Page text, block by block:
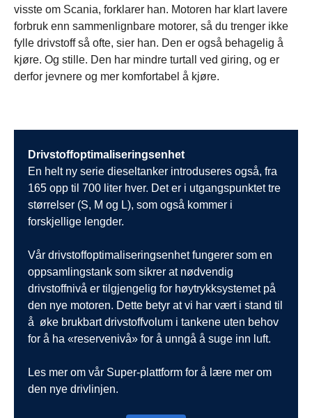
visste om Scania, forklarer han. Motoren har klart lavere
forbruk enn sammenlignbare motorer, så du trenger ikke
fylle drivstoff så ofte, sier han. Den er også behagelig å
kjøre. Og stille. Den har mindre turtall ved giring, og er
derfor jevnere og mer komfortabel å kjøre.
Drivstoffoptimaliseringsenhet
En helt ny serie dieseltanker introduseres også, fra
165 opp til 700 liter hver. Det er i utgangspunktet tre
størrelser (S, M og L), som også kommer i
forskjellige lengder.
Vår drivstoffoptimaliseringsenhet fungerer som en
oppsamlingstank som sikrer at nødvendig
drivstoffnivå er tilgjengelig for høytrykksystemet på
den nye motoren. Dette betyr at vi har vært i stand til
å øke brukbart drivstoffvolum i tankene uten behov
for å ha «reservenivå» for å unngå å suge inn luft.
Les mer om vår Super-plattform for å lære mer om
den nye drivlinjen.